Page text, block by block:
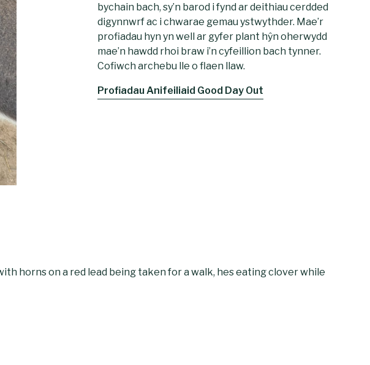
bychain bach, sy’n barod i fynd ar deithiau cerdded
digynnwrf ac i chwarae gemau ystwythder. Mae’r
profiadau hyn yn well ar gyfer plant hŷn oherwydd
mae’n hawdd rhoi braw i’n cyfeillion bach tynner.
Cofiwch archebu lle o flaen llaw.
Profiadau Anifeiliaid Good Day Out